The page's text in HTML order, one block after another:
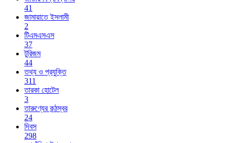
41
জামায়াতে ইসলামী
2
টিএমএসএস
37
টুরিজম
44
তথ্য ও প্রযুক্তি
311
তারকা হোটেল
3
তারুণ্যের কন্ঠস্বর
24
দিবস
298